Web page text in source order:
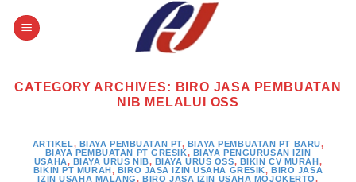
CATEGORY ARCHIVES: BIRO JASA PEMBUATAN
NIB MELALUI OSS
ARTIKEL, BIAYA PEMBUATAN PT, BIAYA PEMBUATAN PT BARU,
BIAYA PEMBUATAN PT GRESIK, BIAYA PENGURUSAN IZIN
USAHA, BIAYA URUS NIB, BIAYA URUS OSS, BIKIN CV MURAH,
BIKIN PT MURAH, BIRO JASA IZIN USAHA GRESIK,BIRO JASA
IZIN USAHA MALANG,BIRO JASA IZIN USAHA MOJOKERTO,